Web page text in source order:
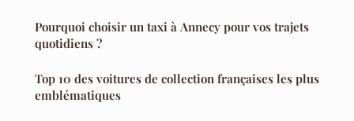
Pourquoi choisir un taxi à Annecy pour vos trajets
quotidiens ?
Top 10 des voitures de collection françaises les plus
emblématiques